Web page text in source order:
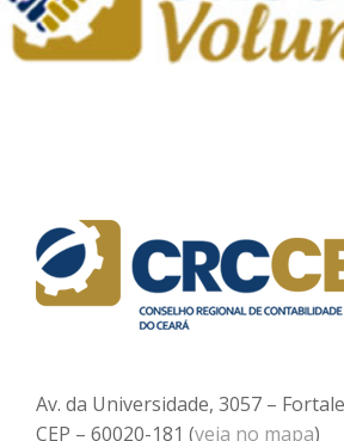
Av. da Universidade, 3057 –
CEP – 60020-181 (veja no mapa)